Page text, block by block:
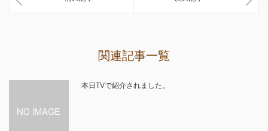
関連記事一覧
本日TVで紹介されました。